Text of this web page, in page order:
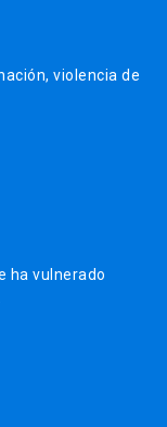
violencia de
ha vulnerado